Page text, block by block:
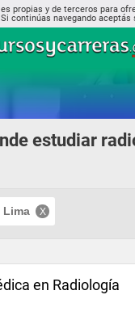
propias y de terceros para
continúas navegando aceptás
estudiar
Lima
en Radiología